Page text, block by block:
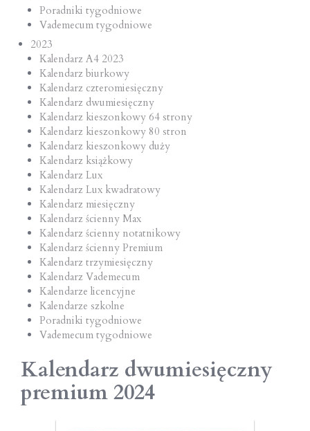
Poradniki tygodniowe
Vademecum tygodniowe
2023
Kalendarz A4 2023
Kalendarz biurkowy
Kalendarz czteromiesięczny
Kalendarz dwumiesięczny
Kalendarz kieszonkowy 64 strony
Kalendarz kieszonkowy 80 stron
Kalendarz kieszonkowy duży
Kalendarz książkowy
Kalendarz Lux
Kalendarz Lux kwadratowy
Kalendarz miesięczny
Kalendarz ścienny Max
Kalendarz ścienny notatnikowy
Kalendarz ścienny Premium
Kalendarz trzymiesięczny
Kalendarz Vademecum
Kalendarze licencyjne
Kalendarze szkolne
Poradniki tygodniowe
Vademecum tygodniowe
Kalendarz dwumiesięczny
premium 2024